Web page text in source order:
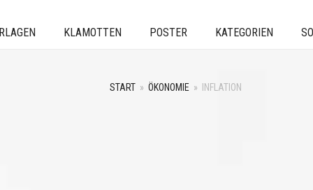
KLAMOTTEN POSTER KATEGORIEN
START » ÖKONOMIE » INFLATION